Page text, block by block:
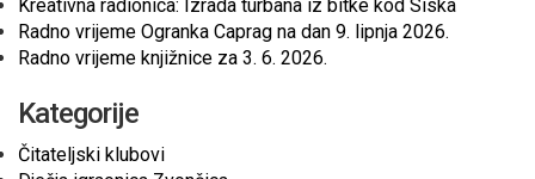
Kreativna radionica: Izrada turbana iz bitke kod Siska
Radno vrijeme Ogranka Caprag na dan 9. lipnja 2026.
Radno vrijeme knjižnice za 3. 6. 2026.
Kategorije
Čitateljski klubovi